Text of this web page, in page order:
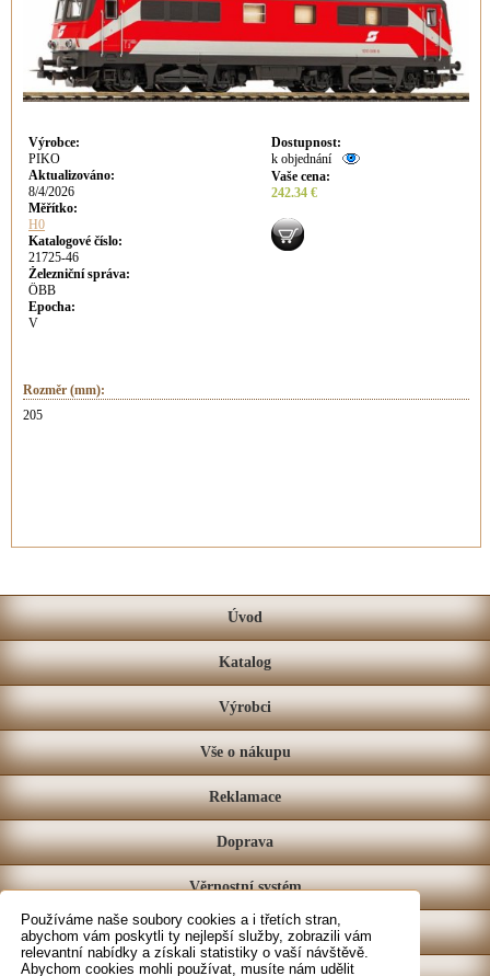
Používáme naše soubory cookies a i třetích stran,
abychom vám poskytli ty nejlepší služby, zobrazili vám
relevantní nabídky a získali statistiky o vaší návštěvě.
Abychom cookies mohli používat, musíte nám udělit
Výrobce:
PIKO
Aktualizováno:
8/4/2026
Měřítko:
H0
Katalogové číslo:
21725-46
Železniční správa:
ÖBB
Epocha:
V
Dostupnost:
k objednání
Vaše cena:
242.34 €
Rozměr (mm):
205
Úvod
Katalog
Výrobci
Vše o nákupu
Reklamace
Doprava
Věrnostní systém
Prodejna